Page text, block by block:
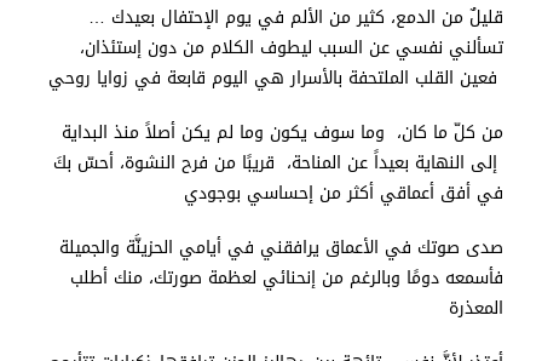
قليلٌ من الدمع، كثير من الألم في يوم الإحتفال بعيدك …
تسألني نفسي عن السبب ليطوف الكلام من دون إستئذان،
فعين القلب الملتحفة بالأسرار هي اليوم قابعة في زوايا روحي
من كلّ ما كان، وما سوف يكون وما لم يكن أصلاً منذ البداية
إلى النهاية بعيداً عن المناحة، قريبًا من فرح النشوة، أحسّ بكَ
في أفق أعماقي أكثر من إحساسي بوجودي
صدى صوتك في الأعماق يرافقني في أيامي الحزينَّة والجميلة
فأسمعه دومًا وبالرغم من إنحنائي لعظمة صورتك، منك أطلب
المعذرة